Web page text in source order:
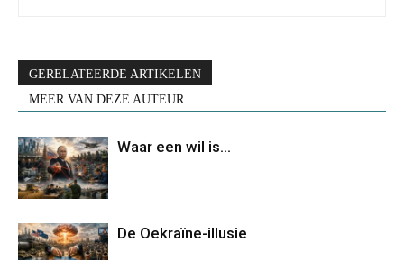
GERELATEERDE ARTIKELEN
MEER VAN DEZE AUTEUR
Waar een wil is…
De Oekraïne-illusie